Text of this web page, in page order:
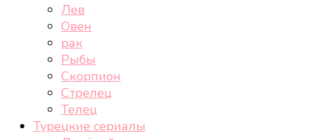
Лев
Овен
рак
Рыбы
Скорпион
Стрелец
Телец
Турецкие сериалы